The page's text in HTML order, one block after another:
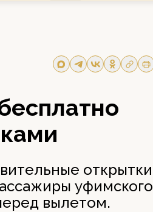
открытки
уфимского
вылетом.